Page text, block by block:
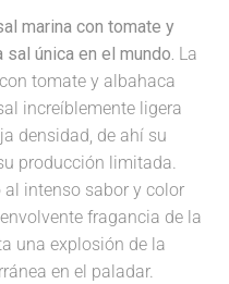
marina con tomate y
sal única en el mundo. La
tomate y albahaca
increíblemente ligera
densidad, de ahí su
producción limitada.
intenso sabor y color
fragancia de la
una explosión de la
en el paladar.